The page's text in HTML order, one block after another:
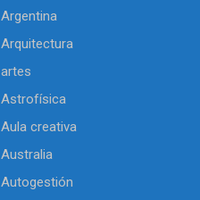
Argentina
Arquitectura
artes
Astrofísica
Aula creativa
Australia
Autogestión